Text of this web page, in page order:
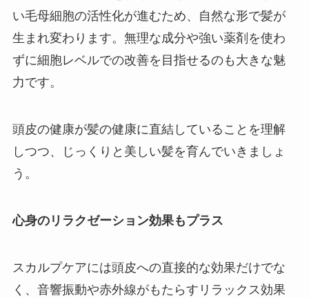
い毛母細胞の活性化が進むため、自然な形で髪が
生まれ変わります。無理な成分や強い薬剤を使わ
ずに細胞レベルでの改善を目指せるのも大きな魅
力です。
頭皮の健康が髪の健康に直結していることを理解
しつつ、じっくりと美しい髪を育んでいきましょ
う。
心身のリラクゼーション効果もプラス
スカルプケアには頭皮への直接的な効果だけでな
く、音響振動や赤外線がもたらすリラックス効果